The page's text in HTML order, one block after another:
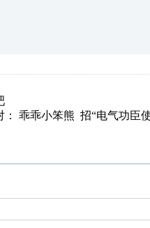
： 乖乖小笨熊 招“电气功臣